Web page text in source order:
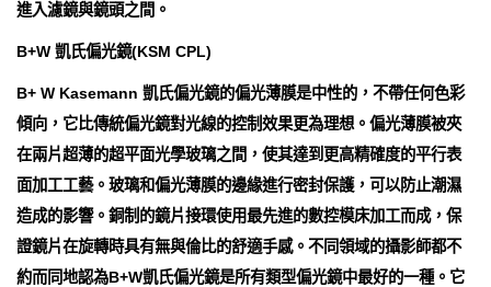
進入濾鏡與鏡頭之間。
B+W 凱氏偏光鏡(KSM CPL)
B+ W Kasemann 凱氏偏光鏡的偏光薄膜是中性的，不帶任何色彩
傾向，它比傳統偏光鏡對光線的控制效果更為理想。偏光薄膜被夾
在兩片超薄的超平面光學玻璃之間，使其達到更高精確度的平行表
面加工工藝。玻璃和偏光薄膜的邊緣進行密封保護，可以防止潮濕
造成的影響。銅制的鏡片接環使用最先進的數控模床加工而成，保
證鏡片在旋轉時具有無與倫比的舒適手感。不同領域的攝影師都不
約而同地認為B+W凱氏偏光鏡是所有類型偏光鏡中最好的一種。它